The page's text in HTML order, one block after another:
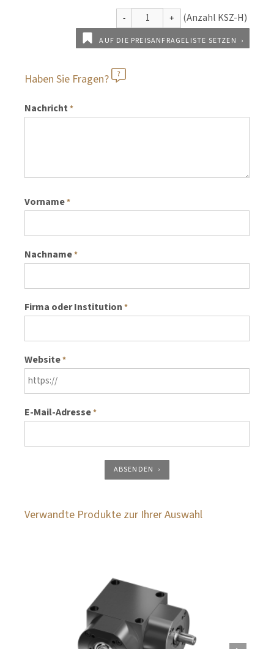
AUF DIE PREISANFRAGELISTE SETZEN
Haben Sie Fragen?
Nachricht*
Vorname*
Nachname*
Firma oder Institution *
Website*
E-Mail-Adresse*
ABSENDEN
Verwandte Produkte zur Ihrer Auswahl